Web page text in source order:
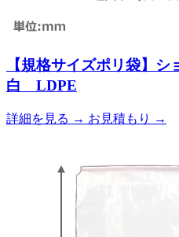
【規格サイズポリ袋】
白 LDPE
詳細を見る → お見積もり →